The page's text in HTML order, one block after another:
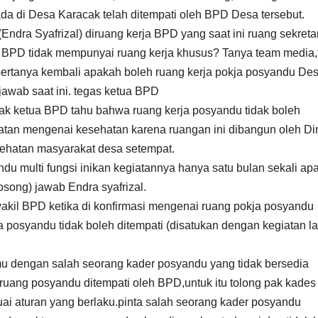
di Desa Karacak telah ditempati oleh BPD Desa tersebut.
Syafrizal) diruang kerja BPD yang saat ini ruang
tidak mempunyai ruang kerja khusus? Tanya team
kembali apakah boleh ruang kerja pokja posyandu
saat ini. tegas ketua BPD
ketua BPD tahu bahwa ruang kerja posyandu tidak boleh
mengenai kesehatan karena ruangan ini dibangun oleh
masyarakat desa setempat.
multi fungsi inikan kegiatannya hanya satu bulan sekali
jawab Endra syafrizal.
BPD ketika di konfirmasi mengenai ruang pokja posyandu
tidak boleh ditempati (disatukan dengan kegiatan
dengan salah seorang kader posyandu yang tidak bersedia
posyandu ditempati oleh BPD,untuk itu tolong pak kades
aturan yang berlaku.pinta salah seorang kader posyandu